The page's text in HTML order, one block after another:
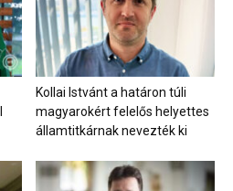
Kollai Istvánt a határon túli
magyarokért felelős helyettes
államtitkárnak nevezték ki